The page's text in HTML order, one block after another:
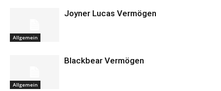
Allgemein
Joyner Lucas Vermögen
Allgemein
Blackbear Vermögen